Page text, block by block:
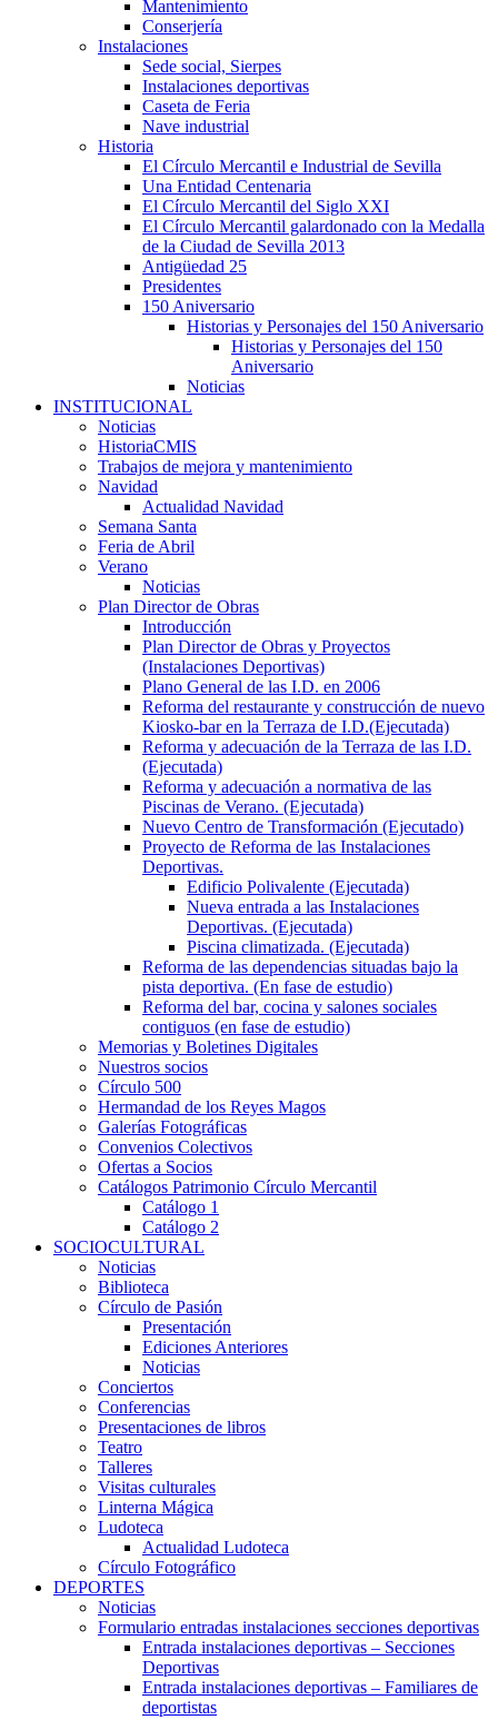
Mantenimiento
Conserjería
Instalaciones
Sede social, Sierpes
Instalaciones deportivas
Caseta de Feria
Nave industrial
Historia
El Círculo Mercantil e Industrial de Sevilla
Una Entidad Centenaria
El Círculo Mercantil del Siglo XXI
El Círculo Mercantil galardonado con la Medalla
de la Ciudad de Sevilla 2013
Antigüedad 25
Presidentes
150 Aniversario
Historias y Personajes del 150 Aniversario
Historias y Personajes del 150
Aniversario
Noticias
INSTITUCIONAL
Noticias
HistoriaCMIS
Trabajos de mejora y mantenimiento
Navidad
Actualidad Navidad
Semana Santa
Feria de Abril
Verano
Noticias
Plan Director de Obras
Introducción
Plan Director de Obras y Proyectos
(Instalaciones Deportivas)
Plano General de las I.D. en 2006
Reforma del restaurante y construcción de nuevo
Kiosko-bar en la Terraza de I.D.(Ejecutada)
Reforma y adecuación de la Terraza de las I.D.
(Ejecutada)
Reforma y adecuación a normativa de las
Piscinas de Verano. (Ejecutada)
Nuevo Centro de Transformación (Ejecutado)
Proyecto de Reforma de las Instalaciones
Deportivas.
Edificio Polivalente (Ejecutada)
Nueva entrada a las Instalaciones
Deportivas. (Ejecutada)
Piscina climatizada. (Ejecutada)
Reforma de las dependencias situadas bajo la
pista deportiva. (En fase de estudio)
Reforma del bar, cocina y salones sociales
contiguos (en fase de estudio)
Memorias y Boletines Digitales
Nuestros socios
Círculo 500
Hermandad de los Reyes Magos
Galerías Fotográficas
Convenios Colectivos
Ofertas a Socios
Catálogos Patrimonio Círculo Mercantil
Catálogo 1
Catálogo 2
SOCIOCULTURAL
Noticias
Biblioteca
Círculo de Pasión
Presentación
Ediciones Anteriores
Noticias
Conciertos
Conferencias
Presentaciones de libros
Teatro
Talleres
Visitas culturales
Linterna Mágica
Ludoteca
Actualidad Ludoteca
Círculo Fotográfico
DEPORTES
Noticias
Formulario entradas instalaciones secciones deportivas
Entrada instalaciones deportivas – Secciones
Deportivas
Entrada instalaciones deportivas – Familiares de
deportistas